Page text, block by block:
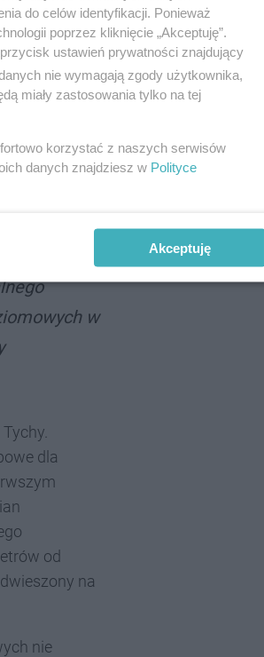
firmą -
na
w
dla
od
na
nie
do celów identyfikacji. Ponieważ
poprzez kliknięcie „Akceptuję”.
ustawień prywatności znajdujący
nie wymagają zgody użytkownika,
miały zastosowania tylko na tej
korzystać z naszych serwisów
danych znajdziesz w Polityce
Akceptuję